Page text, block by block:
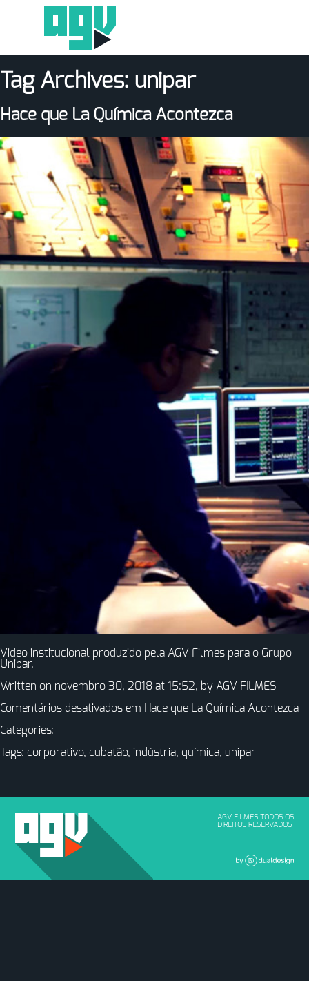
Tag Archives: unipar
Hace que La Química Acontezca
Video institucional produzido pela AGV Filmes para o Grupo
Unipar.
Written on novembro 30, 2018 at 15:52, by AGV FILMES
Comentários desativados em Hace que La Química Acontezca
Categories:
Tags: corporativo, cubatão, indústria, química, unipar
AGV FILMES TODOS OS
DIREITOS RESERVADOS